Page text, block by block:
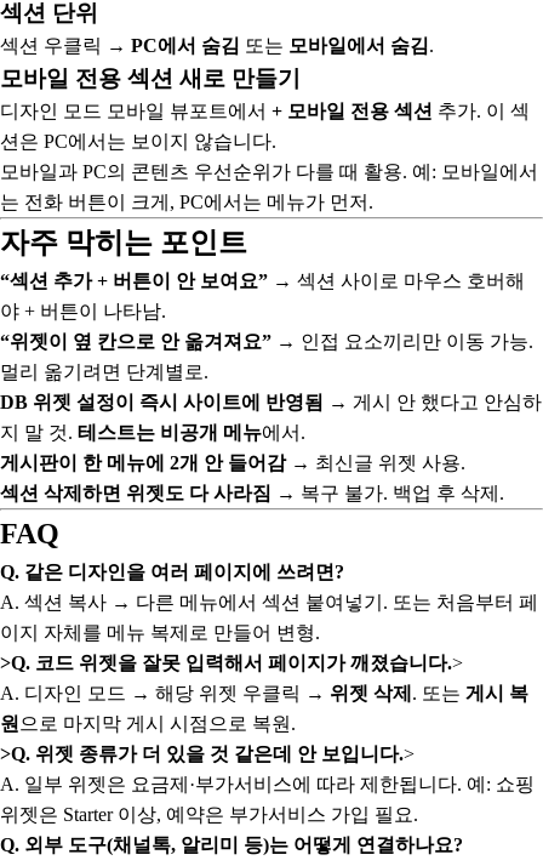
섹션 단위
섹션 우클릭 → PC에서 숨김 또는 모바일에서 숨김.
모바일 전용 섹션 새로 만들기
디자인 모드 모바일 뷰포트에서 + 모바일 전용 섹션 추가. 이 섹
션은 PC에서는 보이지 않습니다.
모바일과 PC의 콘텐츠 우선순위가 다를 때 활용. 예: 모바일에서
는 전화 버튼이 크게, PC에서는 메뉴가 먼저.
자주 막히는 포인트
“섹션 추가 + 버튼이 안 보여요” → 섹션 사이로 마우스 호버해
야 + 버튼이 나타남.
“위젯이 옆 칸으로 안 옮겨져요” → 인접 요소끼리만 이동 가능.
멀리 옮기려면 단계별로.
DB 위젯 설정이 즉시 사이트에 반영됨 → 게시 안 했다고 안심하
지 말 것. 테스트는 비공개 메뉴에서.
게시판이 한 메뉴에 2개 안 들어감→ 최신글 위젯 사용.
섹션 삭제하면 위젯도 다 사라짐 → 복구 불가. 백업 후 삭제.
FAQ
Q. 같은 디자인을 여러 페이지에 쓰려면?
A. 섹션 복사 → 다른 메뉴에서 섹션 붙여넣기. 또는 처음부터 페
이지 자체를 메뉴 복제로 만들어 변형.
>Q. 코드 위젯을 잘못 입력해서 페이지가 깨졌습니다.>
A. 디자인 모드 → 해당 위젯 우클릭 → 위젯 삭제 . 또는 게시 복
원 으로 마지막 게시 시점으로 복원.
>Q. 위젯 종류가 더 있을 것 같은데 안 보입니다.>
A. 일부 위젯은 요금제·부가서비스에 따라 제한됩니다. 예: 쇼핑
위젯은 Starter 이상, 예약은 부가서비스 가입 필요.
Q. 외부 도구(채널톡, 알리미 등)는 어떻게 연결하나요?